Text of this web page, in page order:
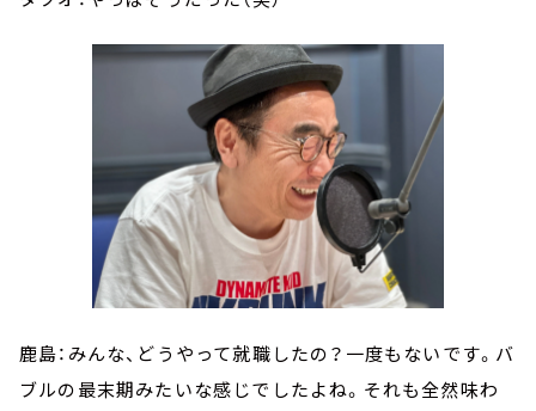
鹿島：みんな、どうやって就職したの？一度もないです。バ
ブルの最末期みたいな感じでしたよね。それも全然味わ